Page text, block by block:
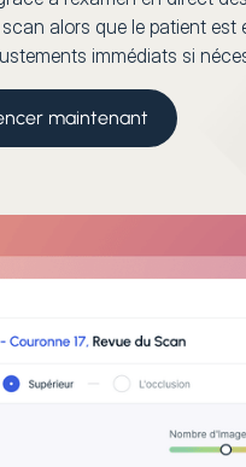
alors que le patient est
immédiats si
maintenant